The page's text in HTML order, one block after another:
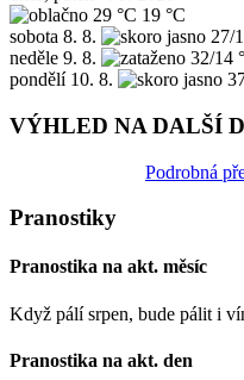
29 °C 19 °C
sobota 8. 8.
27/
neděle 9. 8.
32/14
pondělí 10. 8.
VÝHLED NA DALŠÍ
Podrobná
Pranostiky
Pranostika na akt. měsíc
Když pálí srpen, bude pálit i
Pranostika na akt. den